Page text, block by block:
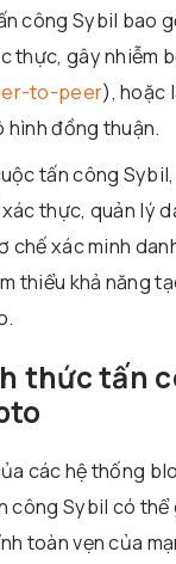
công Sybil bao
thực, gây nhiễm
to-peer), hoặc
hình đồng thuận.
tấn công
thực, quản lý
chế xác minh
thiểu khả năng
thức tấn
các hệ thống
công Sybil có thể
toàn vẹn của